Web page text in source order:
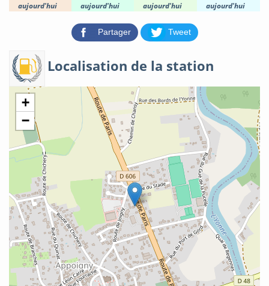
aujourd'hui aujourd'hui aujourd'hui aujourd'hui
Partager Tweet
Localisation de la station
+
−